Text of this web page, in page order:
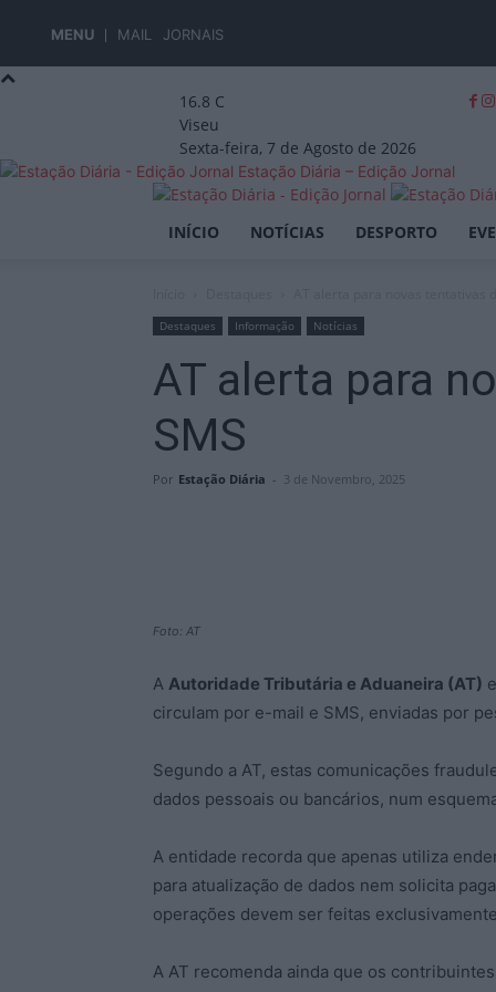
MENU MAIL JORNAIS
16.8 C
Viseu
Sexta-feira, 7 de Agosto de 2026
Estação Diária – Edição Jornal
INÍCIO NOTÍCIAS DESPORTO
Destaques Informação Notícias
AT alerta para
SMS
Por Estação Diária - 3 de Novembro, 2025
Foto: AT
A Autoridade Tributária e Aduaneira (AT)
circulam por e-mail e SMS, enviadas por
Segundo a AT, estas comunicações
dados pessoais ou bancários, num
A entidade recorda que apenas utiliza
para atualização de dados nem solicita
operações devem ser feitas
A AT recomenda ainda que os